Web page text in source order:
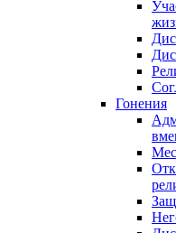
Гонения